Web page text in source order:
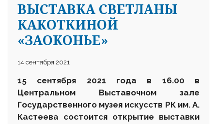
ВЫСТАВКА СВЕТЛАНЫ
КАКОТКИНОЙ
«ЗАОКОНЬЕ»
14 сентября 2021
15 сентября 2021 года в 16.00 в
Центральном Выставочном зале
Государственного музея искусств РК им. А.
Кастеева состоится открытие выставки